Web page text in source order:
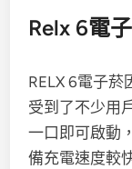
Relx 6電
RELX 6電子菸
受到了不少用
一口即可啟動
備充電速度較